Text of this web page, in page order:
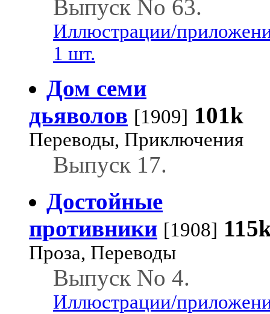
Выпуск No 63.
Иллюстрации/
1 шт.
Дом семи
дьяволов [1909] 101k
Переводы, Приключения
Выпуск 17.
Достойные
противники [1908]
Проза, Переводы
Выпуск No 4.
Иллюстрации/